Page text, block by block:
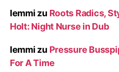
lemmi zu Roots Radics,
Holt: Night Nurse in Dub
lemmi zu Pressure
For A Time